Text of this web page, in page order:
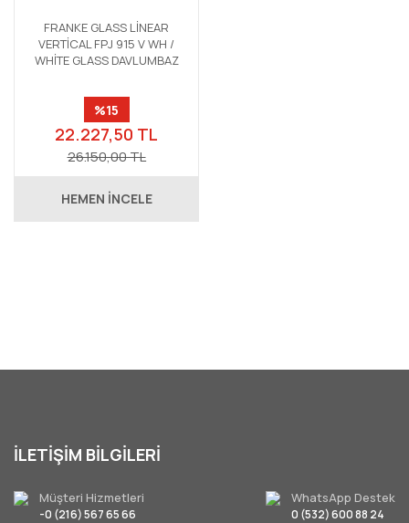
FRANKE GLASS LİNEAR
VERTİCAL FPJ 915 V WH /
WHİTE GLASS DAVLUMBAZ
%15
22.227,50 TL
26.150,00 TL
HEMEN İNCELE
İLETİŞİM BİLGİLERİ
Müşteri Hizmetleri
-0 (216) 567 65 66
WhatsApp Destek
0 (532) 600 88 24